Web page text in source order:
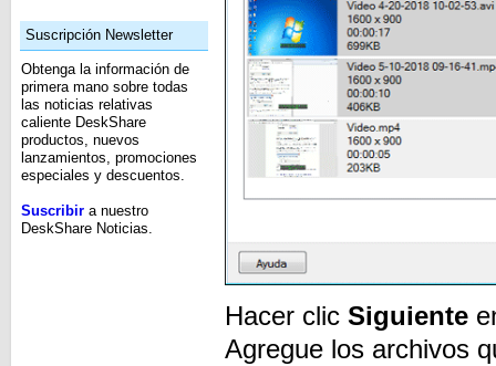
Suscripción Newsletter
Obtenga la información de
primera mano sobre todas
las noticias relativas
caliente DeskShare
productos, nuevos
lanzamientos, promociones
especiales y descuentos.
Suscribir a nuestro
DeskShare Noticias.
Hacer clic Siguiente
Agregue los archivos